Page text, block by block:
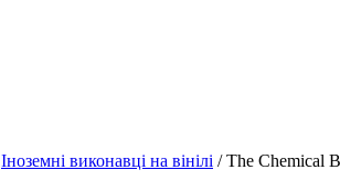
Іноземні виконавці на вінілі / The Chemical